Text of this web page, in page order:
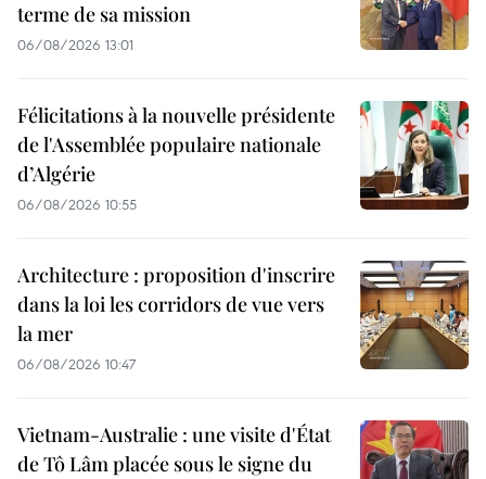
terme de sa mission
06/08/2026 13:01
Félicitations à la nouvelle présidente
de l'Assemblée populaire nationale
d’Algérie
06/08/2026 10:55
Architecture : proposition d'inscrire
dans la loi les corridors de vue vers
la mer
06/08/2026 10:47
Vietnam-Australie : une visite d'État
de Tô Lâm placée sous le signe du